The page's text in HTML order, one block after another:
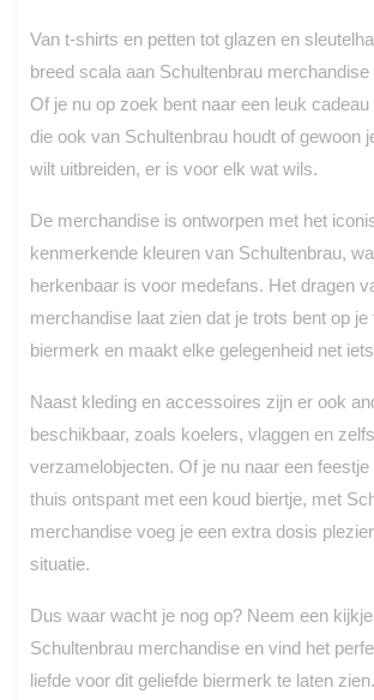
Van t-shirts en petten tot glazen en
breed scala aan Schultenbrau
Of je nu op zoek bent naar een leuk
die ook van Schultenbrau houdt of gewoon
wilt uitbreiden, er is voor elk wat wils.
De merchandise is ontworpen met het
kenmerkende kleuren van Schultenbrau,
herkenbaar is voor medefans. Het dragen
merchandise laat zien dat je trots bent op je
biermerk en maakt elke gelegenheid net
Naast kleding en accessoires zijn er ook
beschikbaar, zoals koelers, vlaggen en zelfs
verzamelobjecten. Of je nu naar een
thuis ontspant met een koud biertje, met
merchandise voeg je een extra dosis
situatie.
Dus waar wacht je nog op? Neem een
Schultenbrau merchandise en vind het
liefde voor dit geliefde biermerk te laten